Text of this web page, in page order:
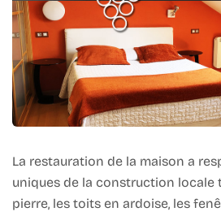
La restauration de la maison a
uniques de la construction locale
pierre, les toits en ardoise, les